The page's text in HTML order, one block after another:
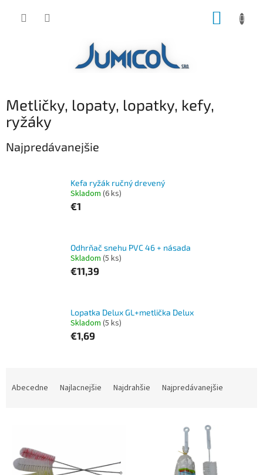
Metličky, lopaty, lopatky, kefy,
ryžáky
Najpredávanejšie
Kefa ryžák ručný drevený
Skladom (6 ks)
€1
Odhrňač snehu PVC 46 + násada
Skladom (5 ks)
€11,39
Lopatka Delux GL+metlička Delux
Skladom (5 ks)
€1,69
Abecedne Najlacnejšie Najdrahšie Najpredávanejšie